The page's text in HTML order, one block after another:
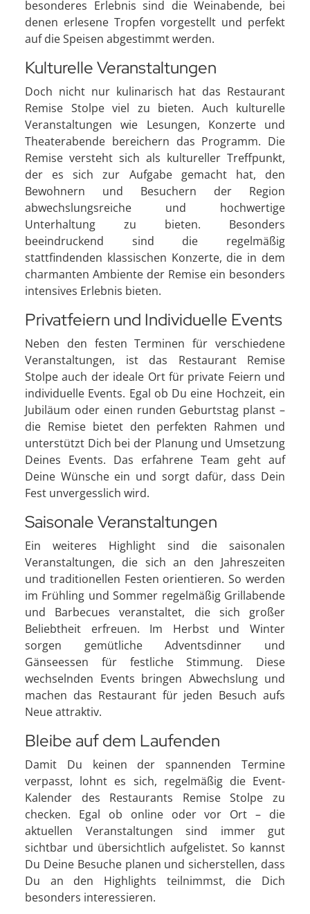
besonderes Erlebnis sind die Weinabende, bei
denen erlesene Tropfen vorgestellt und perfekt
auf die Speisen abgestimmt werden.
Kulturelle Veranstaltungen
Doch nicht nur kulinarisch hat das Restaurant
Remise Stolpe viel zu bieten. Auch kulturelle
Veranstaltungen wie Lesungen, Konzerte und
Theaterabende bereichern das Programm. Die
Remise versteht sich als kultureller Treffpunkt,
der es sich zur Aufgabe gemacht hat, den
Bewohnern und Besuchern der Region
abwechslungsreiche und hochwertige
Unterhaltung zu bieten. Besonders
beeindruckend sind die regelmäßig
stattfindenden klassischen Konzerte, die in dem
charmanten Ambiente der Remise ein besonders
intensives Erlebnis bieten.
Privatfeiern und Individuelle Events
Neben den festen Terminen für verschiedene
Veranstaltungen, ist das Restaurant Remise
Stolpe auch der ideale Ort für private Feiern und
individuelle Events. Egal ob Du eine Hochzeit, ein
Jubiläum oder einen runden Geburtstag planst –
die Remise bietet den perfekten Rahmen und
unterstützt Dich bei der Planung und Umsetzung
Deines Events. Das erfahrene Team geht auf
Deine Wünsche ein und sorgt dafür, dass Dein
Fest unvergesslich wird.
Saisonale Veranstaltungen
Ein weiteres Highlight sind die saisonalen
Veranstaltungen, die sich an den Jahreszeiten
und traditionellen Festen orientieren. So werden
im Frühling und Sommer regelmäßig Grillabende
und Barbecues veranstaltet, die sich großer
Beliebtheit erfreuen. Im Herbst und Winter
sorgen gemütliche Adventsdinner und
Gänseessen für festliche Stimmung. Diese
wechselnden Events bringen Abwechslung und
machen das Restaurant für jeden Besuch aufs
Neue attraktiv.
Bleibe auf dem Laufenden
Damit Du keinen der spannenden Termine
verpasst, lohnt es sich, regelmäßig die Event-
Kalender des Restaurants Remise Stolpe zu
checken. Egal ob online oder vor Ort – die
aktuellen Veranstaltungen sind immer gut
sichtbar und übersichtlich aufgelistet. So kannst
Du Deine Besuche planen und sicherstellen, dass
Du an den Highlights teilnimmst, die Dich
besonders interessieren.